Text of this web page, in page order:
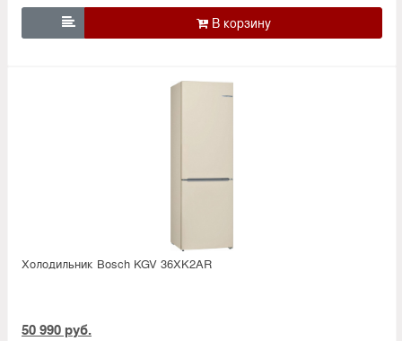

Холодильник Bosсh KGV 36XK2AR
50 990 руб.